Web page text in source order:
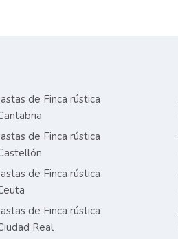
de Finca rústica
de Finca rústica
de Finca rústica
de Finca rústica
Real